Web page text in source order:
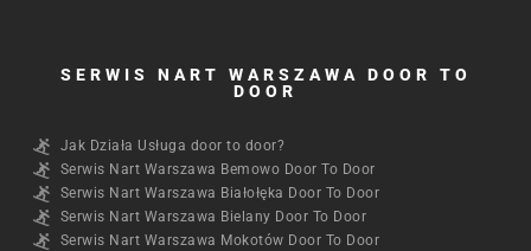
SERWIS NART WARSZAWA DOOR TO
DOOR​
Jak Działa Usługa door to door?
Serwis Nart Warszawa Bemowo Door To Door
Serwis Nart Warszawa Białołęka Door To Door
Serwis Nart Warszawa Bielany Door To Door
Serwis Nart Warszawa Mokotów Door To Door